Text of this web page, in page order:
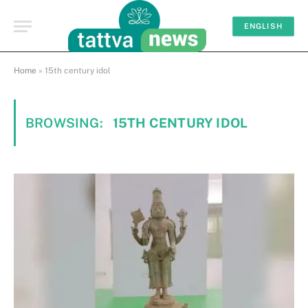
ENGLISH
Home » 15th century idol
BROWSING: 15TH CENTURY IDOL